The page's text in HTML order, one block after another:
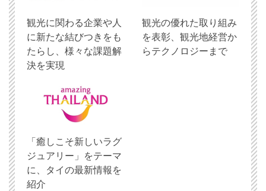
観光に関わる企業や人
に新たな結びつきをも
たらし、様々な課題解
決を実現
観光の優れた取り組み
を表彰、観光地経営か
らテクノロジーまで
「癒しこそ新しいラグ
ジュアリー」をテーマ
に、タイの最新情報を
紹介